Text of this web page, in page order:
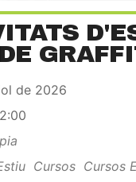
de 2026
Cursos Cursos